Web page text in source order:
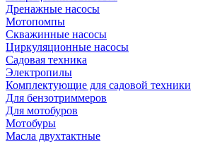
Дренажные насосы
Мотопомпы
Скважинные насосы
Циркуляционные насосы
Садовая техника
Электропилы
Комплектующие для садовой техники
Для бензотриммеров
Для мотобуров
Мотобуры
Масла двухтактные